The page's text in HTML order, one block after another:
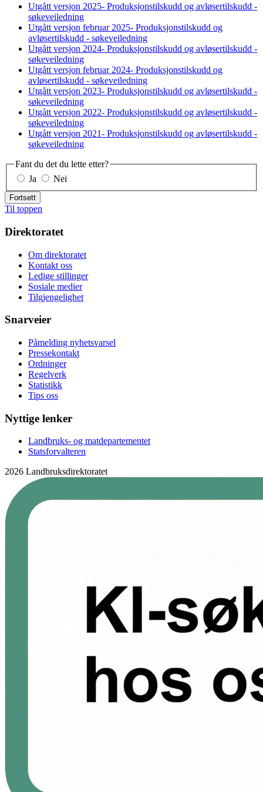
Utgått versjon 2025- Produksjonstilskudd og avløsertilskudd -
søkeveiledning
Utgått versjon februar 2025- Produksjonstilskudd og
avløsertilskudd - søkeveiledning
Utgått versjon 2024- Produksjonstilskudd og avløsertilskudd -
søkeveiledning
Utgått versjon februar 2024- Produksjonstilskudd og
avløsertilskudd - søkeveiledning
Utgått versjon 2023- Produksjonstilskudd og avløsertilskudd -
søkeveiledning
Utgått versjon 2022- Produksjonstilskudd og avløsertilskudd -
søkeveiledning
Utgått versjon 2021- Produksjonstilskudd og avløsertilskudd -
søkeveiledning
Fant du det du lette etter?
Ja
Nei
Fortsett
Til toppen
Direktoratet
Om direktoratet
Kontakt oss
Ledige stillinger
Sosiale medier
Tilgjengelighet
Snarveier
Påmelding nyhetsvarsel
Pressekontakt
Ordninger
Regelverk
Statistikk
Tips oss
Nyttige lenker
Landbruks- og matdepartementet
Statsforvalteren
2026 Landbruksdirektoratet